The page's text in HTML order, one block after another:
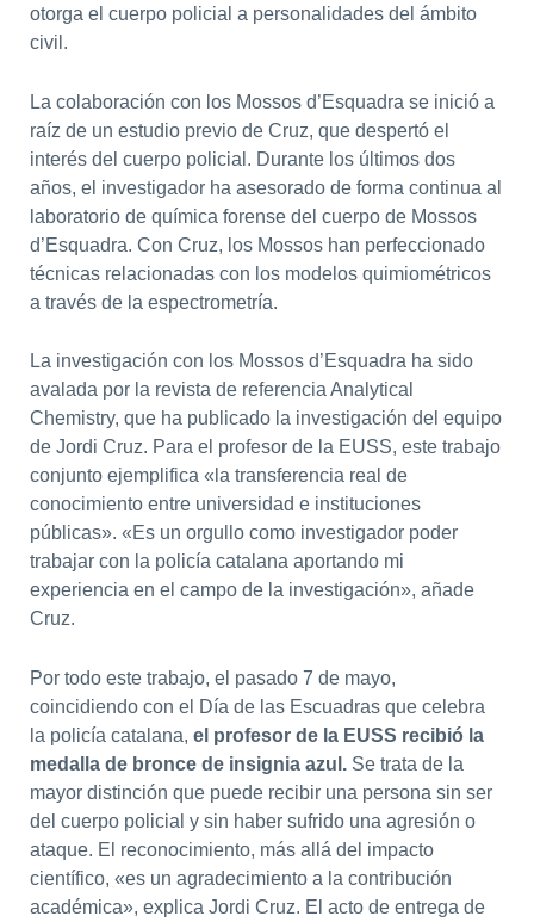
otorga el cuerpo policial a personalidades del ámbito
civil.
La colaboración con los Mossos d’Esquadra se inició a
raíz de un estudio previo de Cruz, que despertó el
interés del cuerpo policial. Durante los últimos dos
años, el investigador ha asesorado de forma continua al
laboratorio de química forense del cuerpo de Mossos
d’Esquadra. Con Cruz, los Mossos han perfeccionado
técnicas relacionadas con los modelos quimiométricos
a través de la espectrometría.
La investigación con los Mossos d’Esquadra ha sido
avalada por la revista de referencia Analytical
Chemistry, que ha publicado la investigación del equipo
de Jordi Cruz. Para el profesor de la EUSS, este trabajo
conjunto ejemplifica «la transferencia real de
conocimiento entre universidad e instituciones
públicas». «Es un orgullo como investigador poder
trabajar con la policía catalana aportando mi
experiencia en el campo de la investigación», añade
Cruz.
Por todo este trabajo, el pasado 7 de mayo,
coincidiendo con el Día de las Escuadras que celebra
la policía catalana, el profesor de la EUSS recibió la
medalla de bronce de insignia azul.Se trata de la
mayor distinción que puede recibir una persona sin ser
del cuerpo policial y sin haber sufrido una agresión o
ataque. El reconocimiento, más allá del impacto
científico, «es un agradecimiento a la contribución
académica», explica Jordi Cruz. El acto de entrega de